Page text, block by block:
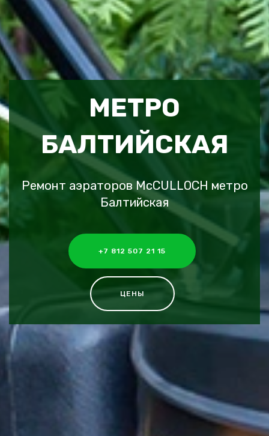
МЕТРО
БАЛТИЙСКАЯ
Ремонт аэраторов McCULLOCH метро
Балтийская
+7 812 507 21 15
ЦЕНЫ